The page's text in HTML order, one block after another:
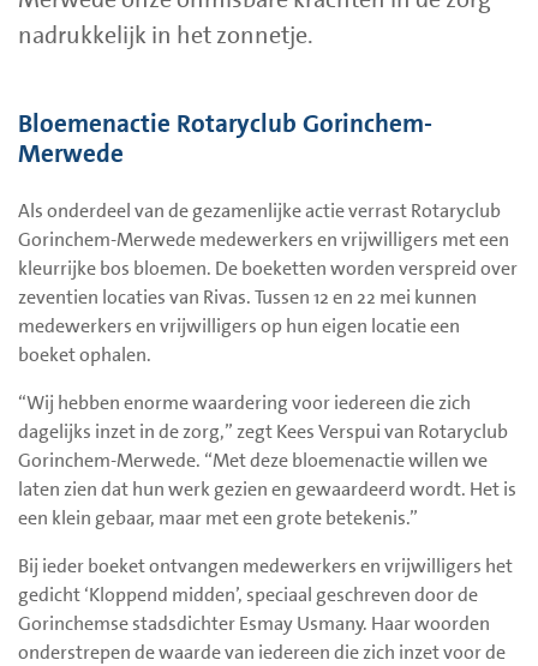
nadrukkelijk in het zonnetje.
Bloemenactie Rotaryclub Gorinchem-
Merwede
Als onderdeel van de gezamenlijke actie verrast Rotaryclub
Gorinchem-Merwede medewerkers en vrijwilligers met een
kleurrijke bos bloemen. De boeketten worden verspreid over
zeventien locaties van Rivas. Tussen 12 en 22 mei kunnen
medewerkers en vrijwilligers op hun eigen locatie een
boeket ophalen.
“Wij hebben enorme waardering voor iedereen die zich
dagelijks inzet in de zorg,” zegt Kees Verspui van Rotaryclub
Gorinchem-Merwede. “Met deze bloemenactie willen we
laten zien dat hun werk gezien en gewaardeerd wordt. Het is
een klein gebaar, maar met een grote betekenis.”
Bij ieder boeket ontvangen medewerkers en vrijwilligers het
gedicht ‘Kloppend midden’, speciaal geschreven door de
Gorinchemse stadsdichter Esmay Usmany. Haar woorden
onderstrepen de waarde van iedereen die zich inzet voor de